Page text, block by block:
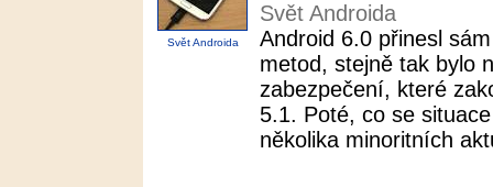
Svět Androida
Svět Androida
Android 6.0 přinesl
metod, stejně tak bylo
zabezpečení, které
5.1. Poté, co se
několika minoritních